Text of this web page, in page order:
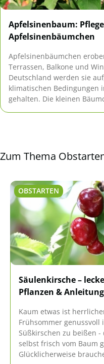
Apfelsinenbaum:
Apfelsinenbäumchen
Apfelsinenbäumchen
Terrassen, Balkone und
Deutschland werden sie
klimatischen Bedingungen
gehalten. Die kleinen
Bedingungen können sogar
Zum Thema
OBSTARTEN
Säulenkirsche –
Pflanzen &
Kaum etwas ist
Frühsommer genussvoll
Süßkirschen zu beißen -
selbst frisch vom Baum
Glücklicherweise